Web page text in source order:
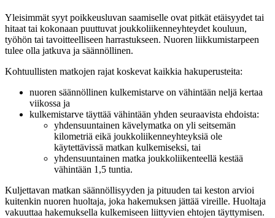
Yleisimmät syyt poikkeusluvan saamiselle ovat pitkät etäisyydet tai
hitaat tai kokonaan puuttuvat joukkoliikenneyhteydet kouluun,
työhön tai tavoitteelliseen harrastukseen. Nuoren liikkumistarpeen
tulee olla jatkuva ja säännöllinen.
Kohtuullisten matkojen rajat koskevat kaikkia hakuperusteita:
nuoren säännöllinen kulkemistarve on vähintään neljä kertaa
viikossa ja
kulkemistarve täyttää vähintään yhden seuraavista ehdoista:
yhdensuuntainen kävelymatka on yli seitsemän
kilometriä eikä joukkoliikenneyhteyksiä ole
käytettävissä matkan kulkemiseksi, tai
yhdensuuntainen matka joukkoliikenteellä kestää
vähintään 1,5 tuntia.
Kuljettavan matkan säännöllisyyden ja pituuden tai keston arvioi
kuitenkin nuoren huoltaja, joka hakemuksen jättää vireille. Huoltaja
vakuuttaa hakemuksella kulkemiseen liittyvien ehtojen täyttymisen.